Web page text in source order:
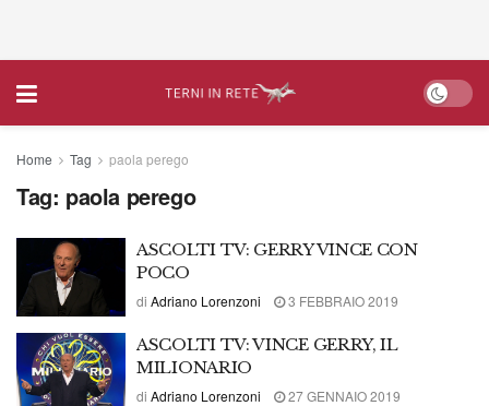
Home Tag paola perego
Tag: paola perego
ASCOLTI TV: GERRY VINCE CON
POCO
di Adriano Lorenzoni 3 FEBBRAIO 2019
ASCOLTI TV: VINCE GERRY, IL
MILIONARIO
di Adriano Lorenzoni 27 GENNAIO 2019